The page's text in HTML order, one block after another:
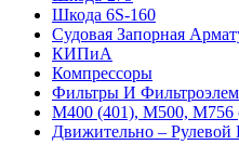
Шкода 6S-160
Судовая Запорная
КИПиА
Компрессоры
Фильтры И
М400 (401), М500, М756
Движительно –